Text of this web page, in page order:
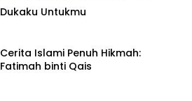
Dukaku Untukmu
Cerita Islami Penuh Hikmah:
Fatimah binti Qais